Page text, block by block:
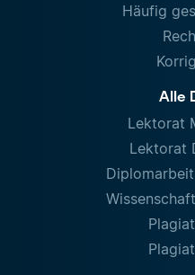
Häufig
Alle
Lektorat
Lektorat